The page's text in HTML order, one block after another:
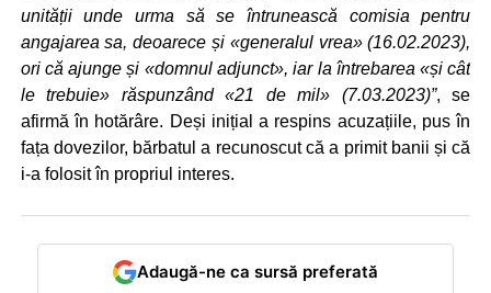
unității unde urma să se întrunească comisia pentru
angajarea sa, deoarece și «generalul vrea» (16.02.2023),
ori că ajunge și «domnul adjunct», iar la întrebarea «și cât
le trebuie» răspunzând «21 de mil» (7.03.2023)”, se
afirmă în hotărâre. Deși inițial a respins acuzațiile, pus în
fața dovezilor, bărbatul a recunoscut că a primit banii și că
i-a folosit în propriul interes.
Adaugă-ne ca sursă preferată